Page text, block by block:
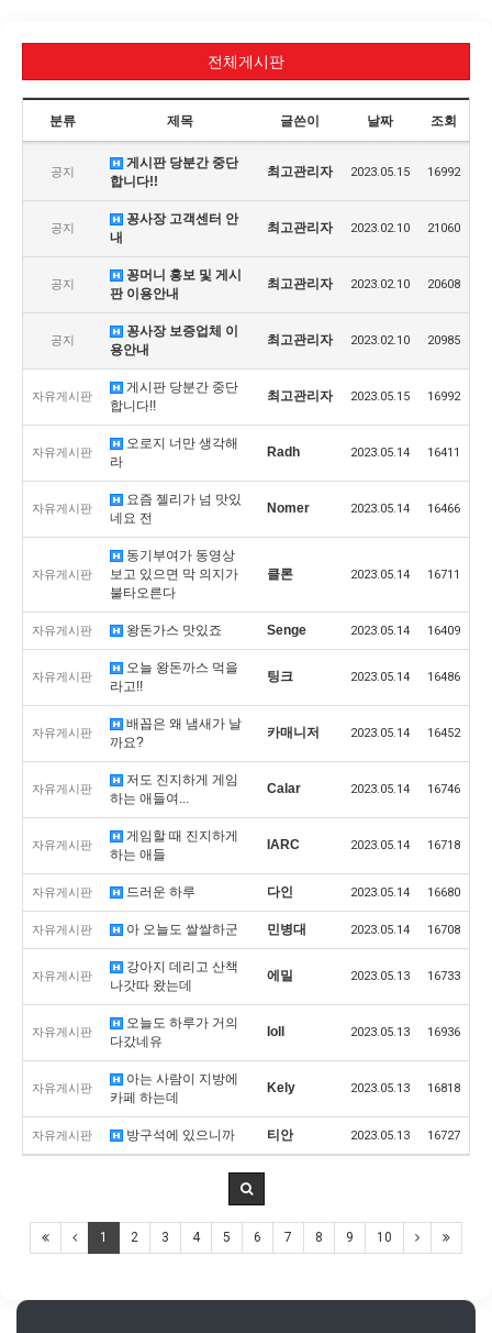
전체게시판
분류 제목 글쓴이 날짜 조회
공지
게시판 당분간 중단
합니다!!
최고관리자 2023.05.15 16992
공지
꽁사장 고객센터 안
내
최고관리자 2023.02.10 21060
공지
꽁머니 홍보 및 게시
판 이용안내
최고관리자 2023.02.10 20608
공지
꽁사장 보증업체 이
용안내
최고관리자 2023.02.10 20985
자유게시판
게시판 당분간 중단
합니다!!
최고관리자 2023.05.15 16992
자유게시판
오로지 너만 생각해
라
Radh 2023.05.14 16411
자유게시판
요즘 젤리가 넘 맛있
네요 전
Nomer 2023.05.14 16466
자유게시판
동기부여가 동영상
보고 있으면 막 의지가
불타오른다
클론 2023.05.14 16711
자유게시판 왕돈가스 맛있죠 Senge 2023.05.14 16409
자유게시판
오늘 왕돈까스 먹을
라고!!
팅크 2023.05.14 16486
자유게시판
배꼽은 왜 냄새가 날
까요?
카매니저 2023.05.14 16452
자유게시판
저도 진지하게 게임
하는 애들여...
Calar 2023.05.14 16746
자유게시판
게임할 때 진지하게
하는 애들
IARC 2023.05.14 16718
자유게시판 드러운 하루 다인 2023.05.14 16680
자유게시판 아 오늘도 쌀쌀하군 민병대 2023.05.14 16708
자유게시판
강아지 데리고 산책
나갓따 왔는데
에밀 2023.05.13 16733
자유게시판
오늘도 하루가 거의
다갔네유
Ioll 2023.05.13 16936
자유게시판
아는 사람이 지방에
카페 하는데
Kely 2023.05.13 16818
자유게시판 방구석에 있으니까 티안 2023.05.13 16727
1 2 3 4 5 6 7 8 9 10